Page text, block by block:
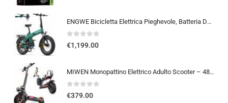
ENGWE Bicicletta Elettrica Pieghevole, Batteria Da 48 V 13,5Ah Con Autonomia Fino A 120km, Sensore Di Coppia Con Freni Idraul
0out of 5
€1,199.00
MIWEN Monopattino Elettrico Adulto Scooter – 48V 18Ah 45-55KM di Autonomia monopattino elettrico adulti 11/10.5 Pollici mo…
0out of 5
€379.00